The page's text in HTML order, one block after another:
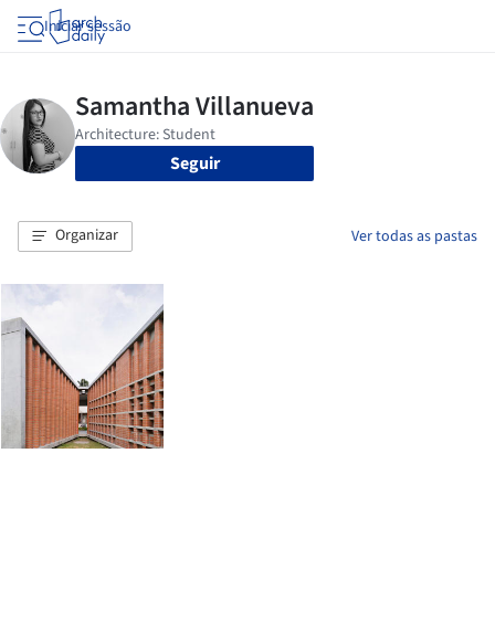
Iniciar sessão
Seguir
Organizar Ver todas as pastas